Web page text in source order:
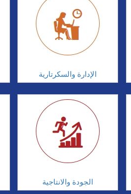
الإدارة والسكرتارية
الجودة والانتاجية